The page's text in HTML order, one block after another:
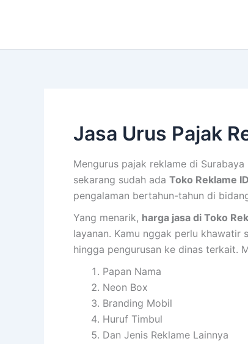
Jasa Urus Pajak
Mengurus pajak reklame di
sekarang sudah ada Toko Reklame ID
pengalaman bertahun-tahun di
Yang menarik, harga jasa di Toko
layanan. Kamu nggak perlu
hingga pengurusan ke dinas terkait.
Papan Nama
Neon Box
Branding Mobil
Huruf Timbul
Dan Jenis Reklame Lainnya